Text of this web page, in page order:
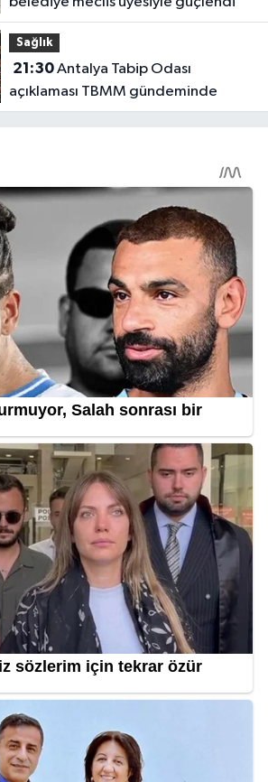
Sağlık
21:30Antalya Tabip Odası
açıklaması TBMM gündeminde